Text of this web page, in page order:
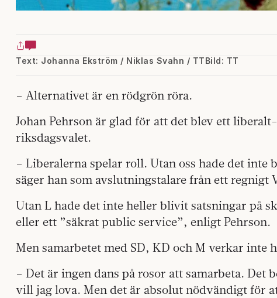
Text: Johanna Ekström / Niklas Svahn / TTBild: TT
– Alternativet är en rödgrön röra.
Johan Pehrson är glad för att det blev ett
riksdagsvalet.
– Liberalerna spelar roll. Utan oss hade det inte
säger han som avslutningstalare från ett regnigt
Utan L hade det inte heller blivit satsningar på
eller ett ”säkrat public service”, enligt Pehrson.
Men samarbetet med SD, KD och M verkar
– Det är ingen dans på rosor att samarbeta. Det
vill jag lova. Men det är absolut nödvändigt för